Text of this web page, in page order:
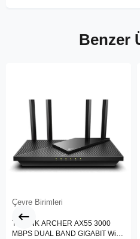
Benzer
Çevre Birimleri
TP-LINK ARCHER AX55 3000
MBPS DUAL BAND GIGABIT Wi-Fi